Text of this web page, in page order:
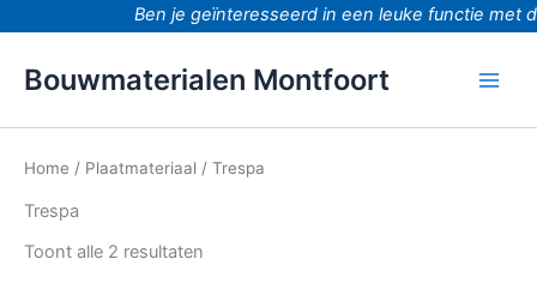
Ben je geïnteresseerd in een leuke functie met
Bouwmaterialen Montfoort
Home / Plaatmateriaal / Trespa
Trespa
Toont alle 2 resultaten